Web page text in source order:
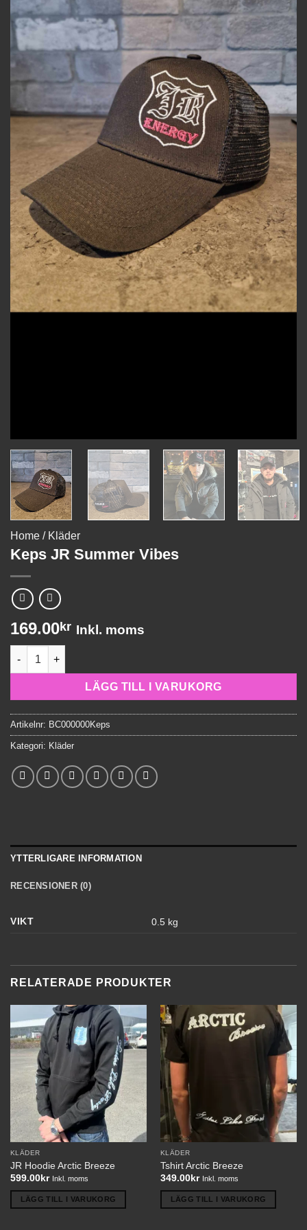
Home / Kläder
Keps JR Summer Vibes
169.00kr Inkl. moms
Keps JR Summer Vibes mängd
LÄGG TILL I VARUKORG
Artikelnr: BC000000Keps
Kategori: Kläder
YTTERLIGARE INFORMATION
RECENSIONER (0)
VIKT 0.5 kg
RELATERADE PRODUKTER
KLÄDER
JR Hoodie Arctic Breeze
599.00kr Inkl. moms
LÄGG TILL I VARUKORG
KLÄDER
Tshirt Arctic Breeze
349.00kr Inkl. moms
LÄGG TILL I VARUKORG